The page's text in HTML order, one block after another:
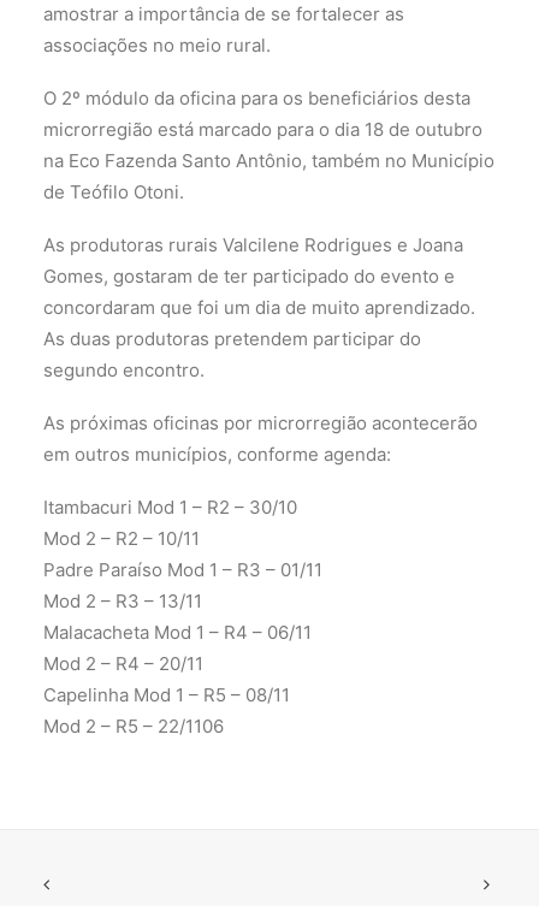
amostrar a importância de se fortalecer as
associações no meio rural.
O 2º módulo da oficina para os beneficiários desta
microrregião está marcado para o dia 18 de outubro
na Eco Fazenda Santo Antônio, também no Município
de Teófilo Otoni.
As produtoras rurais Valcilene Rodrigues e Joana
Gomes, gostaram de ter participado do evento e
concordaram que foi um dia de muito aprendizado.
As duas produtoras pretendem participar do
segundo encontro.
As próximas oficinas por microrregião acontecerão
em outros municípios, conforme agenda:
Itambacuri Mod 1 – R2 – 30/10
Mod 2 – R2 – 10/11
Padre Paraíso Mod 1 – R3 – 01/11
Mod 2 – R3 – 13/11
Malacacheta Mod 1 – R4 – 06/11
Mod 2 – R4 – 20/11
Capelinha Mod 1 – R5 – 08/11
Mod 2 – R5 – 22/1106